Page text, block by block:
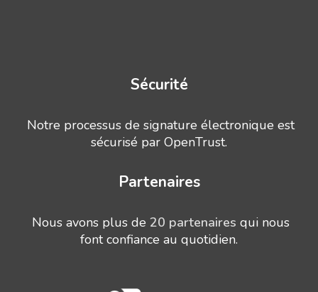
Sécurité
Notre processus de signature électronique est
sécurisé par OpenTrust.
Partenaires
Nous avons plus de 20 partenaires qui nous
font confiance au quotidien.